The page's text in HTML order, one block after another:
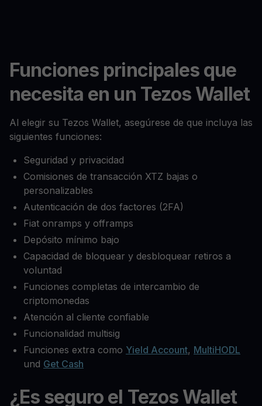
Funciones principales que
necesita en un Tezos Wallet
Al elegir su Tezos Wallet, asegúrese de que incluya las
siguientes funciones:
Seguridad y privacidad
Comisiones de transacción XTZ bajas o
personalizables
Autenticación de dos factores (2FA)
Fiat onramps y offramps
Depósito mínimo bajo
Capacidad de bloquear y desbloquear retiros a
voluntad
Funciones completas de intercambio de
criptomonedas
Atención al cliente confiable
Funcionalidad multisig
Funciones extra como Yield Account, MultiHODL
und Get Cash
¿Es seguro el Tezos Wallet